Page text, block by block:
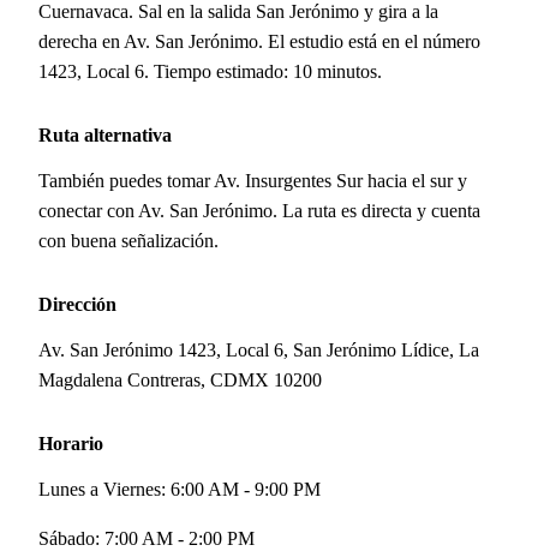
Cuernavaca. Sal en la salida San Jerónimo y gira a la
derecha en Av. San Jerónimo. El estudio está en el número
1423, Local 6. Tiempo estimado: 10 minutos.
Ruta alternativa
También puedes tomar Av. Insurgentes Sur hacia el sur y
conectar con Av. San Jerónimo. La ruta es directa y cuenta
con buena señalización.
Dirección
Av. San Jerónimo 1423, Local 6, San Jerónimo Lídice, La
Magdalena Contreras, CDMX 10200
Horario
Lunes a Viernes: 6:00 AM - 9:00 PM
Sábado: 7:00 AM - 2:00 PM